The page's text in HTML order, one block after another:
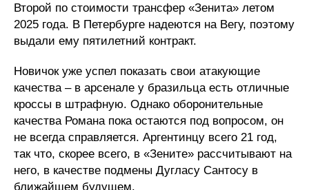
Второй по стоимости трансфер «Зенита» летом
2025 года. В Петербурге надеются на Вегу, поэтому
выдали ему пятилетний контракт.
Новичок уже успел показать свои атакующие
качества – в арсенале у бразильца есть отличные
кроссы в штрафную. Однако оборонительные
качества Романа пока остаются под вопросом, он
не всегда справляется. Аргентинцу всего 21 год,
так что, скорее всего, в «Зените» рассчитывают на
него, в качестве подмены Дугласу Сантосу в
ближайшем будущем.